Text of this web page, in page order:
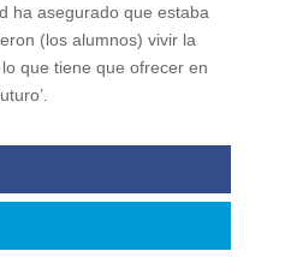
ha asegurado que estaba
(los alumnos) vivir la
que tiene que ofrecer en